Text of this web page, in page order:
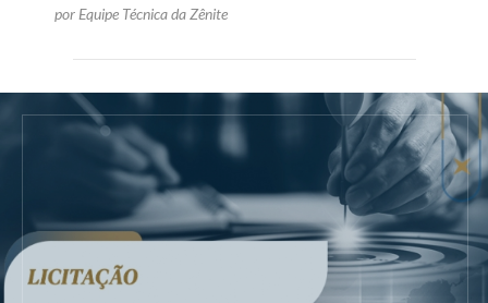
por Equipe Técnica da Zênite